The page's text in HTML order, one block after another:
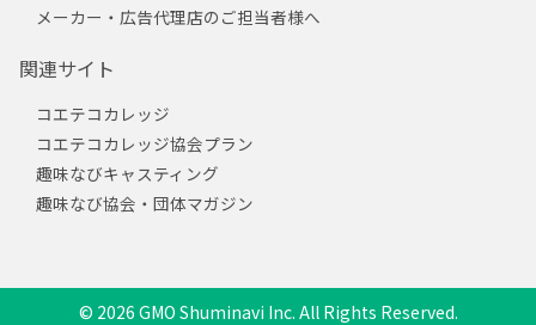
メーカー・広告代理店のご担当者様へ
関連サイト
コエテコカレッジ
コエテコカレッジ協会プラン
趣味なびキャスティング
趣味なび協会・団体マガジン
© 2026 GMO Shuminavi Inc. All Rights Reserved.